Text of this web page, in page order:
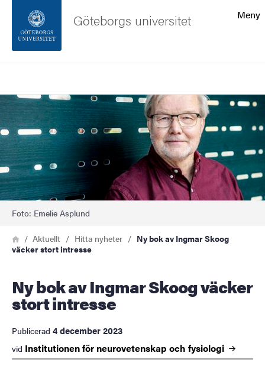
Sidfoten
Om webbplatsen
Meny
Göteborgs universitet
Bild
Foto: Emelie Asplund
Länkstig
HemAktuellt Hitta nyheter
Ny bok av Ingmar Skoog
väcker stort intresse
Ny bok av Ingmar Skoog väcker
stort intresse
Publicerad 4 december 2023
vid Institutionen för neurovetenskap och fysiologi